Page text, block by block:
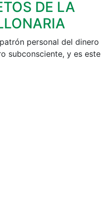
DE LA
personal del dinero
subconsciente, y es este